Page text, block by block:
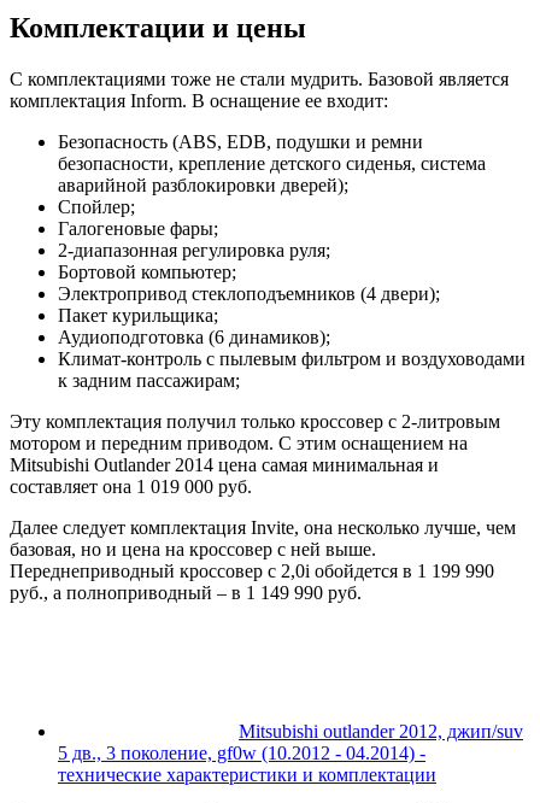
Комплектации и цены
С комплектациями тоже не стали мудрить. Базовой является
комплектация Inform. В оснащение ее входит:
Безопасность (ABS, EDB, подушки и ремни
безопасности, крепление детского сиденья, система
аварийной разблокировки дверей);
Спойлер;
Галогеновые фары;
2-диапазонная регулировка руля;
Бортовой компьютер;
Электропривод стеклоподъемников (4 двери);
Пакет курильщика;
Аудиоподготовка (6 динамиков);
Климат-контроль с пылевым фильтром и воздуховодами
к задним пассажирам;
Эту комплектация получил только кроссовер с 2-литровым
мотором и передним приводом. С этим оснащением на
Mitsubishi Outlander 2014 цена самая минимальная и
составляет она 1 019 000 руб.
Далее следует комплектация Invite, она несколько лучше, чем
базовая, но и цена на кроссовер с ней выше.
Переднеприводный кроссовер с 2,0i обойдется в 1 199 990
руб., а полноприводный – в 1 149 990 руб.
Mitsubishi outlander 2012, джип/suv
5 дв., 3 поколение, gf0w (10.2012 - 04.2014) -
технические характеристики и комплектации